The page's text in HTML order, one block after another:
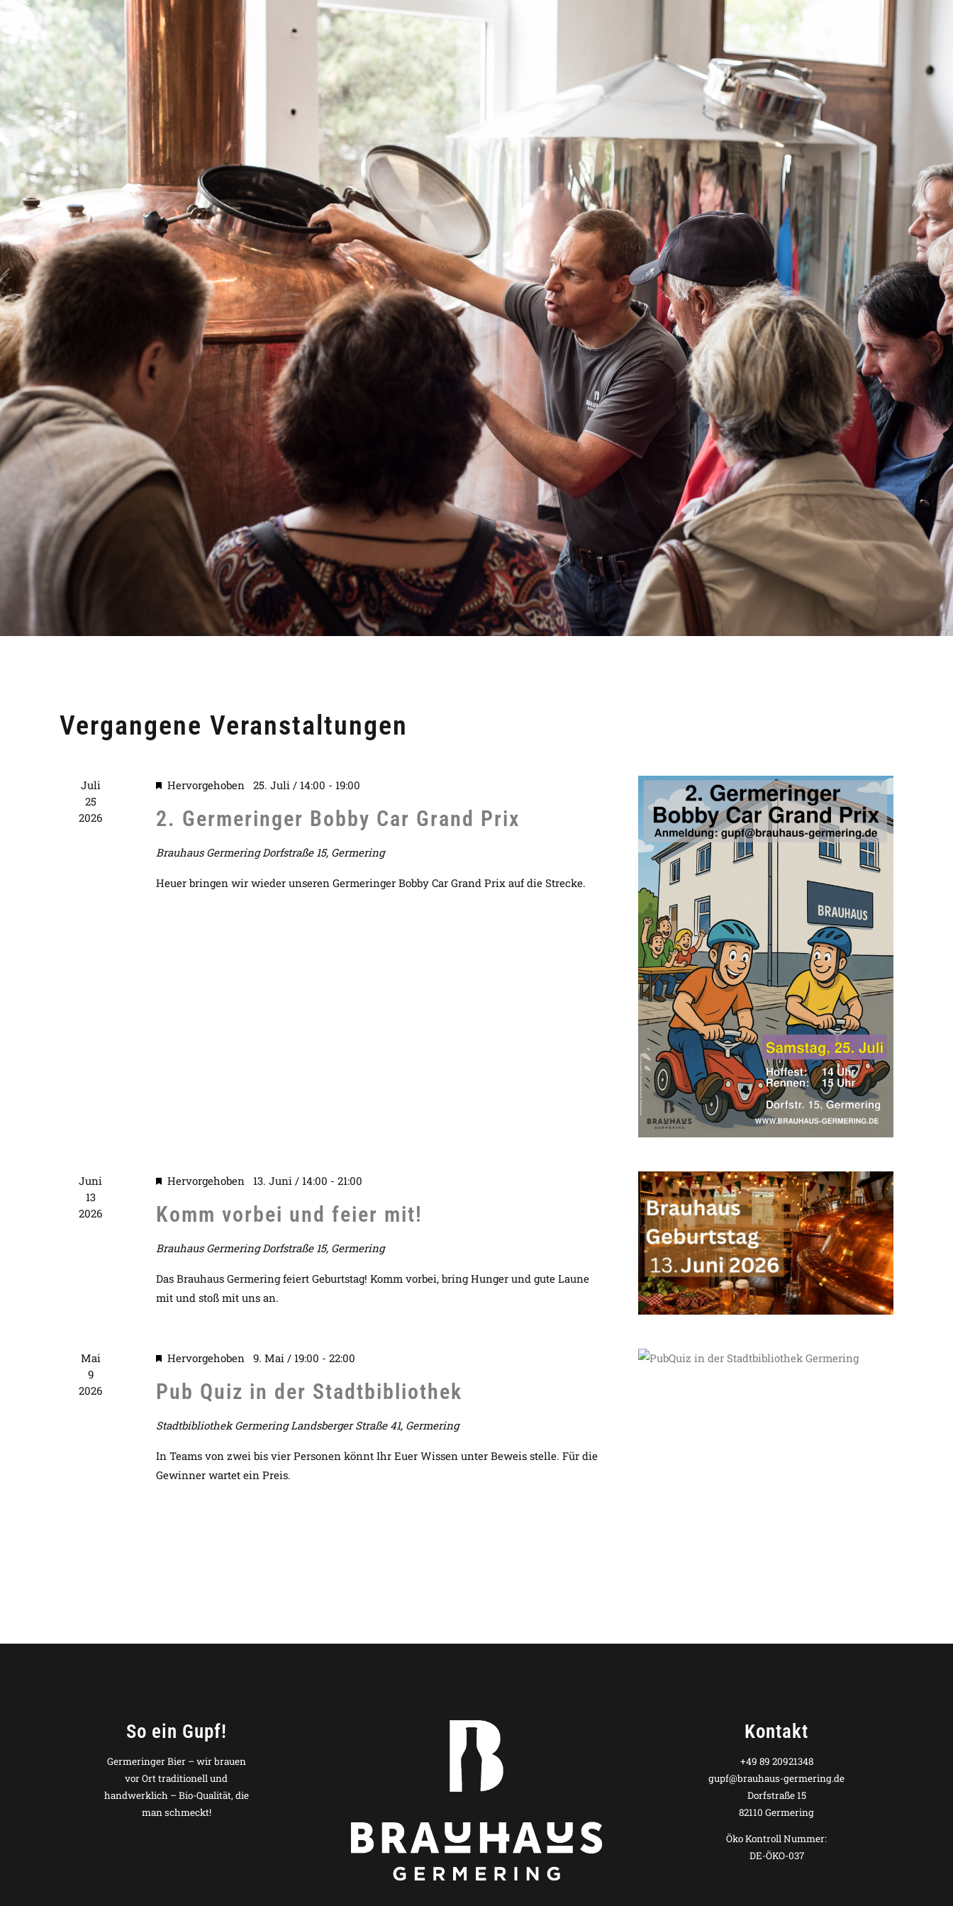
Vergangene Veranstaltungen
Juli
25
2026
Hervorgehoben 25. Juli / 14:00 - 19:00
2. Germeringer Bobby Car Grand Prix
Brauhaus GermeringDorfstraße 15, Germering
Heuer bringen wir wieder unseren Germeringer Bobby Car Grand Prix auf die Strecke.
Juni
13
2026
Hervorgehoben 13. Juni / 14:00 - 21:00
Komm vorbei und feier mit!
Brauhaus GermeringDorfstraße 15, Germering
Das Brauhaus Germering feiert Geburtstag! Komm vorbei, bring Hunger und gute Laune
mit und stoß mit uns an.
Mai
9
2026
Hervorgehoben 9. Mai / 19:00 - 22:00
Pub Quiz in der Stadtbibliothek
Stadtbibliothek GermeringLandsberger Straße 41, Germering
In Teams von zwei bis vier Personen könnt Ihr Euer Wissen unter Beweis stelle. Für die
Gewinner wartet ein Preis.
So ein Gupf!
Germeringer Bier – wir brauen
vor Ort traditionell und
handwerklich – Bio-Qualität, die
man schmeckt!
Kontakt
+49 89 20921348
gupf@brauhaus-germering.de
Dorfstraße 15
82110 Germering
Öko Kontroll Nummer:
DE-ÖKO-037